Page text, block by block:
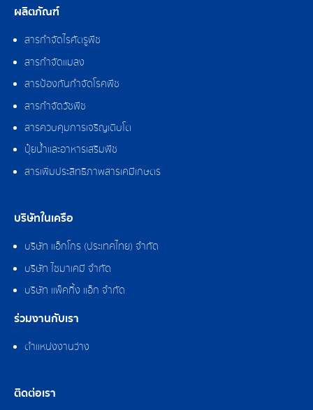
ผลิตภัณฑ์
สารกำจัดไรศัตรูพืช
สารกำจัดแมลง
สารป้องกันกำจัดโรคพืช
สารกำจัดวัชพืช
สารควบคุมการเจริญเติบโต
ปุ๋ยน้ำและอาหารเสริมพืช
สารเพิ่มประสิทธิภาพสารเคมีเกษตร
บริษัทในเครือ
บริษัท แอ็กโกร (ประเทศไทย) จำกัด
บริษัท ไซมาเคมี จำกัด
บริษัท แพ็คกิ้ง แอ็ก จำกัด
ร่วมงานกับเรา
ตำแหน่งงานว่าง
ติดต่อเรา